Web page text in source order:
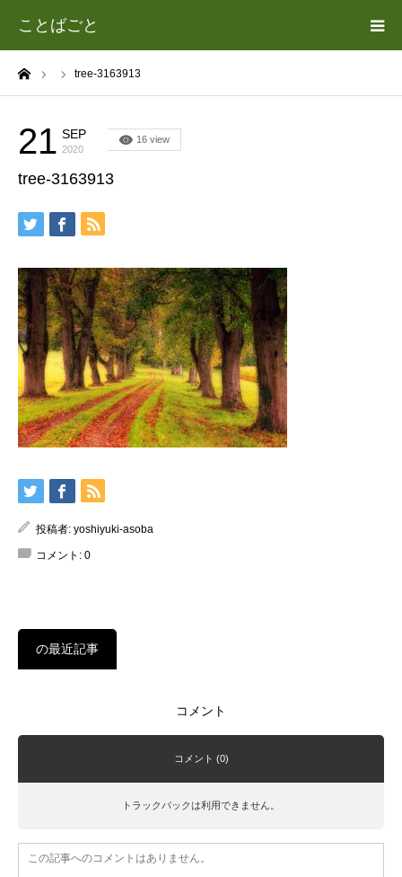
ことばごと
tree-3163913
21 SEP
2020
16 view
tree-3163913
投稿者: yoshiyuki-asoba
コメント: 0
の最近記事
コメント
コメント (0)
トラックバックは利用できません。
この記事へのコメントはありません。
ホーム
カテゴリー
遊場志善（あそば よしゆき）について